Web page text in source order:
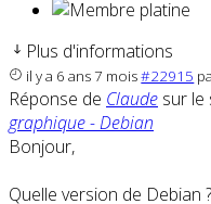
Plus d'informations
il y a 6 ans 7 mois#22915
Réponse de Claude sur le
graphique - Debian
Bonjour,
Quelle version de Debian ?